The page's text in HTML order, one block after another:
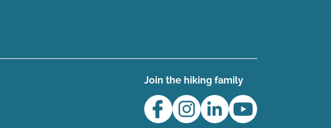
Join the hiking family